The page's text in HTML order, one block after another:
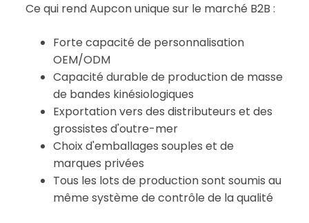
Ce qui rend Aupcon unique sur le marché B2B :
Forte capacité de personnalisation
OEM/ODM
Capacité durable de production de masse
de bandes kinésiologiques
Exportation vers des distributeurs et des
grossistes d'outre-mer
Choix d'emballages souples et de
marques privées
Tous les lots de production sont soumis au
même système de contrôle de la qualité